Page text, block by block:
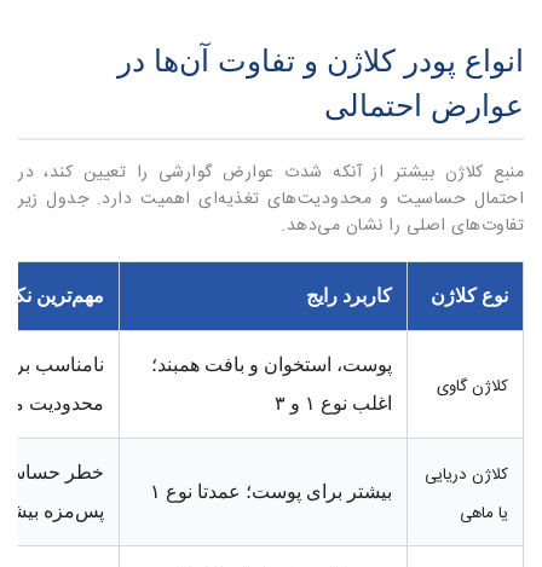
انواع پودر کلاژن و تفاوت آن‌ها در
عوارض احتمالی
منبع کلاژن بیشتر از آنکه شدت عوارض گوارشی را تعیین کند، در
احتمال حساسیت و محدودیت‌های تغذیه‌ای اهمیت دارد. جدول زیر
تفاوت‌های اصلی را نشان می‌دهد.
نوع کلاژن کاربرد رایج مهم‌ترین
کلاژن گاوی
پوست، استخوان و بافت همبند؛
اغلب نوع ۱ و ۳
نامناسب
محدودیت
کلاژن دریایی
یا ماهی
بیشتر برای پوست؛ عمدتا نوع ۱
خطر حساسیت
پس‌مزه